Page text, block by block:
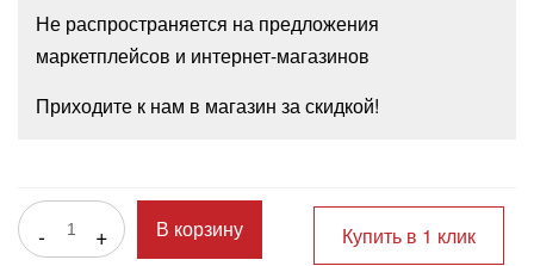
Не распространяется на предложения
маркетплейсов и интернет-магазинов
Приходите к нам в магазин за скидкой!
- + В корзину Купить в 1 клик